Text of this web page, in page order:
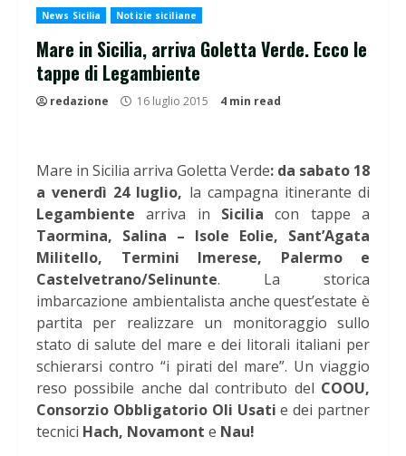
News Sicilia Notizie siciliane
Mare in Sicilia, arriva Goletta Verde. Ecco le
tappe di Legambiente
redazione 16 luglio 2015 4 min read
Mare in Sicilia arriva Goletta Verde: da sabato 18
a venerdì 24 luglio, la campagna itinerante di
Legambientearriva in Sicilia con tappe a
Taormina, Salina – Isole Eolie, Sant’Agata
Militello, Termini Imerese, Palermo e
Castelvetrano/Selinunte. La storica
imbarcazione ambientalista anche quest’estate è
partita per realizzare un monitoraggio sullo
stato di salute del mare e dei litorali italiani per
schierarsi contro “i pirati del mare”. Un viaggio
reso possibile anche dal contributo del COOU,
Consorzio Obbligatorio Oli Usati e dei partner
tecnici Hach, Novamont e Nau!